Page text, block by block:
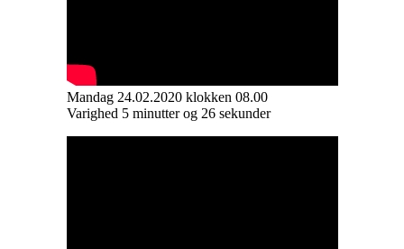
Mandag 24.02.2020 klokken 08.00
Varighed 5 minutter og 26 sekunder